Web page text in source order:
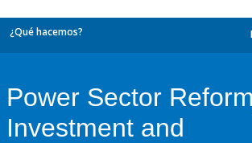
¿Qué hacemos?
Power Sector
Investment and